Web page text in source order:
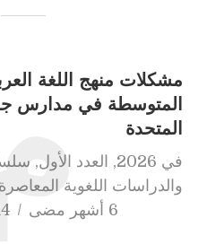
مشكلات منهج اللغة
المتوسطة في مدارس
المتحدة
في 2026
, العدد الأول,
والدراسات اللغوية المعاصرة
6 أشهر مضى